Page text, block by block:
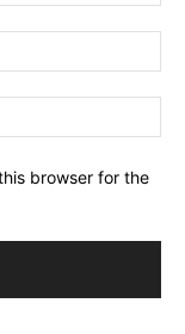
browser for the